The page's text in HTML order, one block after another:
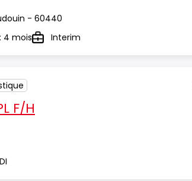
- 60440
4 moisTypeInterim
F/H